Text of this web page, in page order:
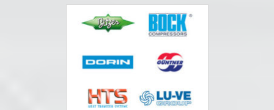
dizajnirana da zadovolji sve
zahtjeve za skladištenje
paleta na srdnjih i velikih […]